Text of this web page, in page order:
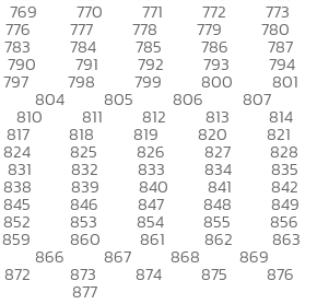
769 770 771 772 773
776 777 778 779 780
783 784 785 786 787
790 791 792 793 794
797 798 799 800 801
804 805 806 807
810 811 812 813 814
817 818 819 820 821
824 825 826 827 828
831 832 833 834 835
838 839 840 841 842
845 846 847 848 849
852 853 854 855 856
859 860 861 862 863
866 867 868 869
872 873 874 875 876
877